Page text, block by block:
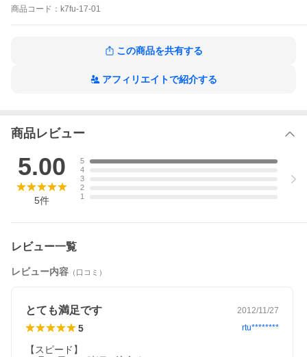
フルセットお買い上げの方は【肩上げ】【刺繍半衿縫い付け】
※写真見本の正絹帯揚としごきは【黄緑色】です。
※帯や小物の柄は生地の裁断位置により柄の出方が変わります。
※コチラの御着物は着用には肩上げが必要になります。
番
使
七五三 結婚式 お遊戯会 など
商品 コード： k7fu-17-01
この商品を共有する
アフィリエイトで紹介する
商品レビュー
5.00
5件
5
4
3
2
1
レビュー一覧
レビュー内容 （口コミ）
とても満足です 2012/11/27
5 rtu********
【スピード】